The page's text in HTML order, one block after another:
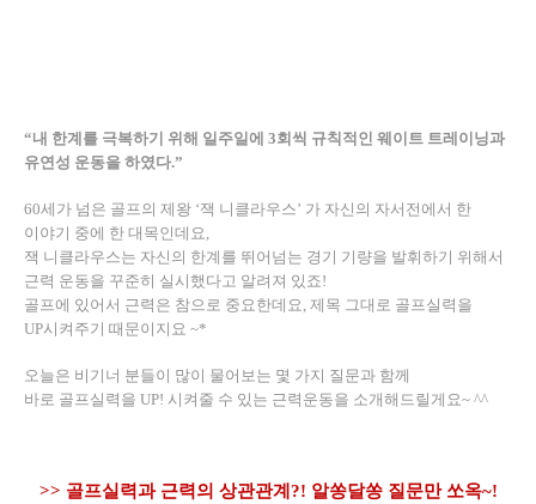
“내 한계를 극복하기 위해 일주일에 3회씩 규칙적인 웨이트 트레이닝과
유연성 운동을 하였다.”
60세가 넘은 골프의 제왕 ‘잭 니클라우스’ 가 자신의 자서전에서 한
이야기 중에 한 대목인데요,
잭 니클라우스는 자신의 한계를 뛰어넘는 경기 기량을 발휘하기 위해서
근력 운동을 꾸준히 실시했다고 알려져 있죠!
골프에 있어서 근력은 참으로 중요한데요, 제목 그대로 골프실력을
UP시켜주기 때문이지요 ~*
오늘은 비기너 분들이 많이 물어보는 몇 가지 질문과 함께
바로 골프실력을 UP! 시켜줄 수 있는 근력운동을 소개해드릴게요~ ^^
>> 골프실력과 근력의 상관관계 ?! 알쏭달쏭 질문만 쏘옥~!